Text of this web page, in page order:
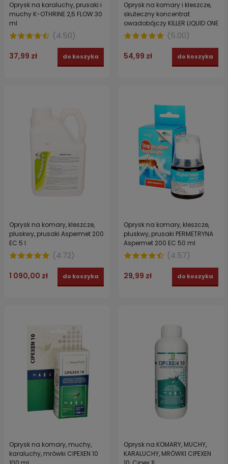
Oprysk na karaluchy, prusaki i
muchy K-OTHRINE 2,5 FLOW 30
ml
(4.50)
37,99 zł do koszyka
Oprysk na komary i kleszcze,
skuteczny koncentrat
owadobójczy KILLER LIQUID ONE
SHOT 250 ml
(5.00)
54,99 zł do koszyka
Oprysk na komary, kleszcze,
pluskwy, prusaki Aspermet 200
EC 5 l
(4.72)
1 090,00 zł do koszyka
Oprysk na komary, kleszcze,
pluskwy, prusaki PERMETRYNA
Aspermet 200 EC 50 ml
(4.57)
29,99 zł do koszyka
Oprysk na komary, muchy,
karaluchy, mrówki CIPEXEN 10
Oprysk na KOMARY, MUCHY,
KARALUCHY, MRÓWKI CIPEXEN